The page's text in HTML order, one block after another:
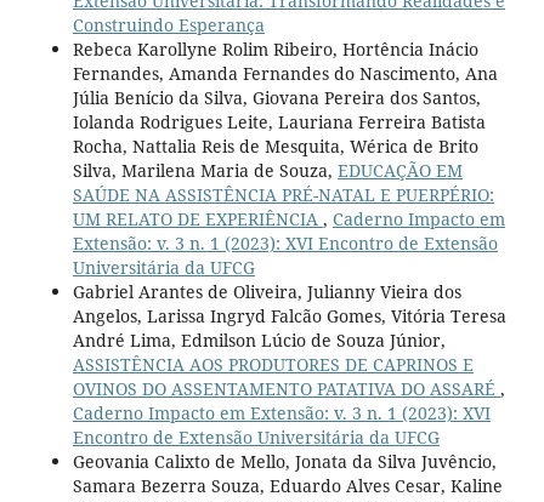
Construindo Esperança
Rebeca Karollyne Rolim Ribeiro, Hortência Inácio
Fernandes, Amanda Fernandes do Nascimento, Ana
Júlia Benício da Silva, Giovana Pereira dos Santos,
Iolanda Rodrigues Leite, Lauriana Ferreira Batista
Rocha, Nattalia Reis de Mesquita, Wérica de Brito
Silva, Marilena Maria de Souza, EDUCAÇÃO EM
SAÚDE NA ASSISTÊNCIA PRÉ-NATAL E PUERPÉRIO:
UM RELATO DE EXPERIÊNCIA , Caderno Impacto em
Extensão: v. 3 n. 1 (2023): XVI Encontro de Extensão
Universitária da UFCG
Gabriel Arantes de Oliveira, Julianny Vieira dos
Angelos, Larissa Ingryd Falcão Gomes, Vitória Teresa
André Lima, Edmilson Lúcio de Souza Júnior,
ASSISTÊNCIA AOS PRODUTORES DE CAPRINOS E
OVINOS DO ASSENTAMENTO PATATIVA DO ASSARÉ ,
Caderno Impacto em Extensão: v. 3 n. 1 (2023): XVI
Encontro de Extensão Universitária da UFCG
Geovania Calixto de Mello, Jonata da Silva Juvêncio,
Samara Bezerra Souza, Eduardo Alves Cesar, Kaline